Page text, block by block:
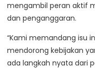
mengambil peran aktif
dan penganggaran.
“Kami memandang isu
mendorong kebijakan
ada langkah nyata dari